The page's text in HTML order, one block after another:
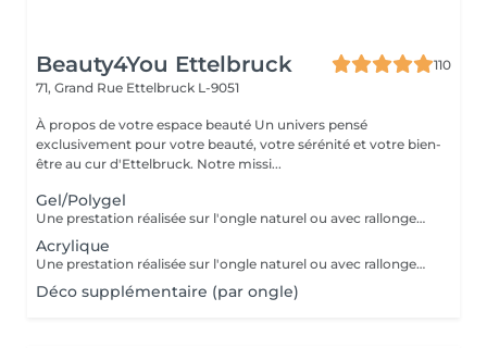
Beauty4You Ettelbruck
110
71, Grand Rue Ettelbruck L-9051
À propos de votre espace beauté Un univers pensé
exclusivement pour votre beauté, votre sérénité et votre bien-
être au cur d'Ettelbruck. Notre missi...
Gel/Polygel
Une prestation réalisée sur l'ongle naturel ou avec rallongement, pour des ongles élégants et résistants pendant plusieurs semaines. * Préparation de l'ongle naturel * Mise en forme des ongles * Travail des cuticules * Application du gel * Finition au choix * 2 décorations incluses
Acrylique
Une prestation réalisée sur l'ongle naturel ou avec rallongement, idéale pour des ongles solides, élégants et durables. * Préparation de l'ongle naturel * Mise en forme des ongles * Travail des cuticules * Application de l'acrylique * Finition au choix * 2 décorations incluses
Déco supplémentaire (par ongle)